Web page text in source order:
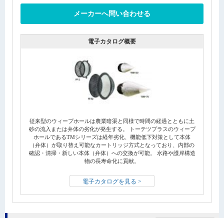
メーカーへ問い合わせる
電子カタログ概要
従来型のウィープホールは農業暗渠と同様で時間の経過とともに土
砂の流入または弁体の劣化が発生する。 トーテツプラスのウィープ
ホールであるTMシリーズは経年劣化、機能低下対策として本体
（弁体）が取り替え可能なカートリッジ方式となっており、内部の
確認・清掃・新しい本体（弁体）への交換が可能。 水路や護岸構造
物の長寿命化に貢献。
電子カタログを見る >